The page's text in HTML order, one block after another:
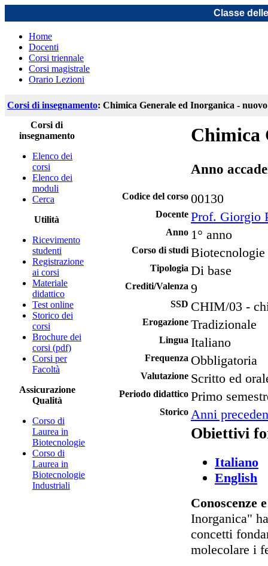
Classe
Home
Docenti
Corsi triennale
Corsi magistrale
Orario Lezioni
Corsi di insegnamento: Chimica Generale ed Inorganica -
Corsi di
insegnamento
Elenco dei
corsi
Elenco dei
moduli
Cerca
Utilità
Ricevimento
studenti
Registrazione
ai corsi
Materiale
didattico
Test online
Storico dei
corsi
Brochure dei
corsi (pdf)
Corsi per
Facoltà
Assicurazione
Qualità
Corso di
Laurea in
Biotecnologie
Corso di
Laurea in
Biotecnologie
Industriali
Chimica
Anno
Codice del corso 00130
Docente Prof. Giorgio
Anno 1° anno
Corso di studi Biotecnologie
Tipologia Di base
Crediti/Valenza 9
SSD CHIM/03 -
Erogazione Tradizionale
Lingua Italiano
Frequenza Obbligatoria
Valutazione Scritto ed
Periodo didattico Primo
Storico Anni
Obiettivi
Italiano
English
Conoscenze
Inorganica"
concetti
molecolare i